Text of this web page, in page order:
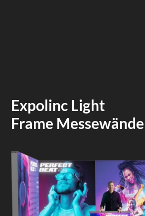
Expolinc Light
Frame Messewände